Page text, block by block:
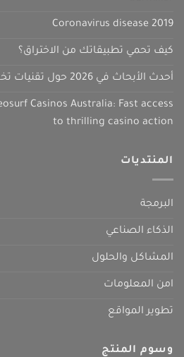
Coronavirus disease 2019
كيف تحمي تطبيقاتك من الاختراق؟
أحدث الأبحاث في 2026 حول تقنيات تخزين البيانات
Casinos Australia: Fast access
to thrilling casino action
المنتديات
البرمجة
الذكاء الصناعي
المشاكل والحلول
امن المعلومات
تطوير المواقع
وسوم المنتج